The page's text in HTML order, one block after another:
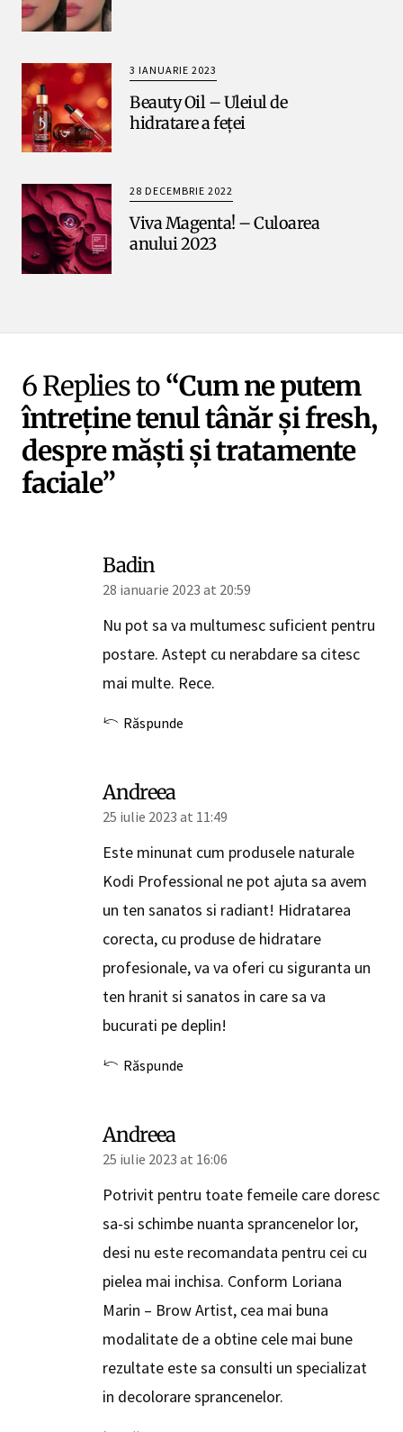
3 IANUARIE 2023
Beauty Oil – Uleiul de
hidratare a feței
28 DECEMBRIE 2022
Viva Magenta! – Culoarea
anului 2023
6 Replies to“Cum ne putem
întreține tenul tânăr și fresh,
despre măști și tratamente
faciale”
Badin
28 ianuarie 2023 at 20:59
Nu pot sa va multumesc suficient pentru
postare. Astept cu nerabdare sa citesc
mai multe. Rece.
Răspunde
Andreea
25 iulie 2023 at 11:49
Este minunat cum produsele naturale
Kodi Professional ne pot ajuta sa avem
un ten sanatos si radiant! Hidratarea
corecta, cu produse de hidratare
profesionale, va va oferi cu siguranta un
ten hranit si sanatos in care sa va
bucurati pe deplin!
Răspunde
Andreea
25 iulie 2023 at 16:06
Potrivit pentru toate femeile care doresc
sa-si schimbe nuanta sprancenelor lor,
desi nu este recomandata pentru cei cu
pielea mai inchisa. Conform Loriana
Marin – Brow Artist, cea mai buna
modalitate de a obtine cele mai bune
rezultate este sa consulti un specializat
in decolorare sprancenelor.